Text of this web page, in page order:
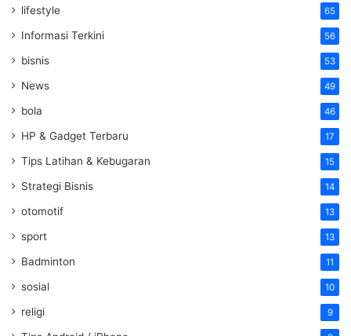
lifestyle 65
Informasi Terkini 56
bisnis 53
News 49
bola 46
HP & Gadget Terbaru 17
Tips Latihan & Kebugaran 15
Strategi Bisnis 14
otomotif 13
sport 13
Badminton 11
sosial 10
religi 9